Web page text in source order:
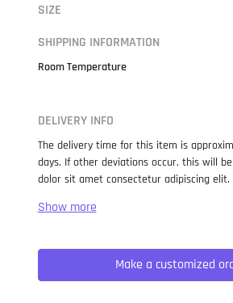
SIZE
SHIPPING INFORMATION
Room Temperature
DELIVERY INFO
The delivery time for this item is
days. If other deviations occur, this will
dolor sit amet consectetur adipiscing elit.
when an unknown printer took a galley of
not only five centuries, but also the leap
typesetting, remaining essentially
popularised in the 1960s with the
Make a customized